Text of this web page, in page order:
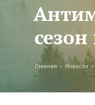
сезон
You are here
Главная » Новости »